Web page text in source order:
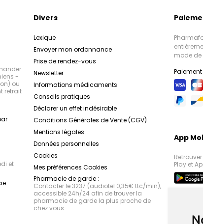
-
ou
retrait
et
Divers
Lexique
Envoyer mon ordonnance
Prise de rendez-vous
Newsletter
Informations médicaments
Conseils pratiques
Déclarer un effet indésirable
Conditions Générales de Vente (CGV)
Mentions légales
Données personnelles
Cookies
Mes préférences Cookies
Pharmacie de garde :
Contacter le 3237 (audiotel 0,35€ ttc/min),
accessible 24h/24 afin de trouver la
pharmacie de garde la plus proche de
chez vous
mode de
App
Play et